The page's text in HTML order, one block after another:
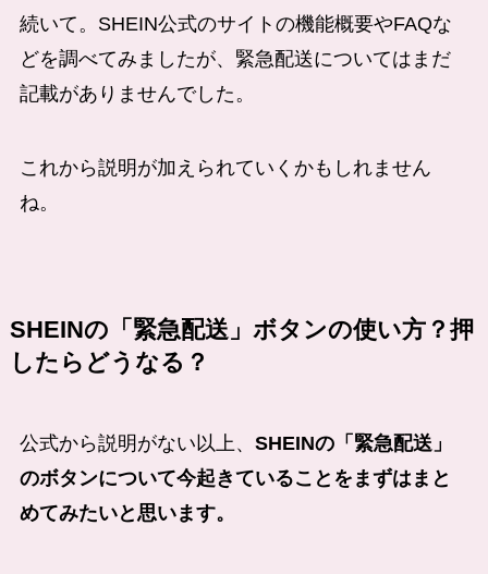
続いて。SHEIN公式のサイトの機能概要やFAQな
どを調べてみましたが、緊急配送についてはまだ
記載がありませんでした。
これから説明が加えられていくかもしれません
ね。
SHEINの「緊急配送」ボタンの使い方？押
したらどうなる？
公式から説明がない以上、 SHEINの「緊急配送」
のボタンについて今起きていることをまずはまと
めてみたいと思います。